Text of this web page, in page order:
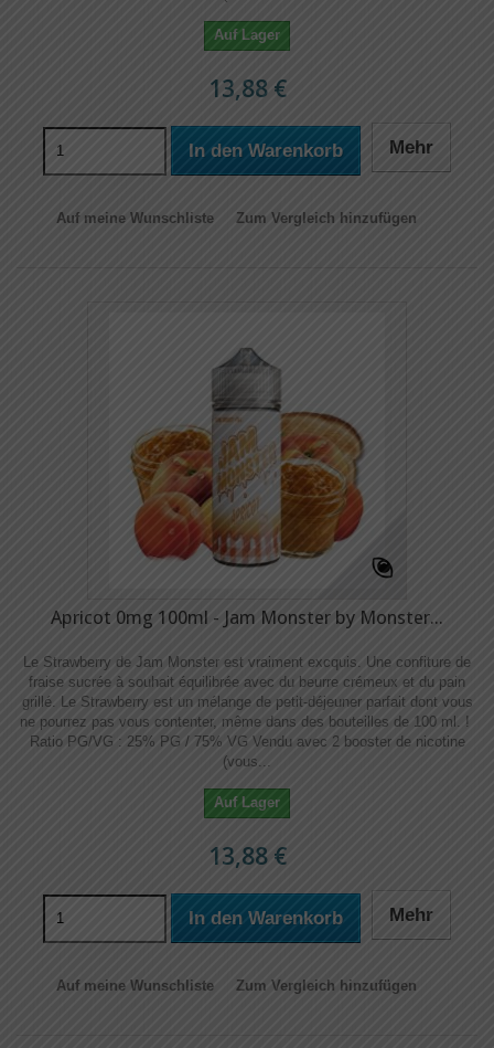
Auf Lager
13,88 €
In den Warenkorb Mehr
Auf meine Wunschliste Zum Vergleich hinzufügen
Apricot 0mg 100ml - Jam Monster by Monster...
Le Strawberry de Jam Monster est vraiment excquis. Une confiture de
fraise sucrée à souhait équilibrée avec du beurre crémeux et du pain
grillé. Le Strawberry est un mélange de petit-déjeuner parfait dont vous
ne pourrez pas vous contenter, même dans des bouteilles de 100 ml. !
Ratio PG/VG : 25% PG / 75% VG Vendu avec 2 booster de nicotine
(vous...
Auf Lager
13,88 €
In den Warenkorb Mehr
Auf meine Wunschliste Zum Vergleich hinzufügen